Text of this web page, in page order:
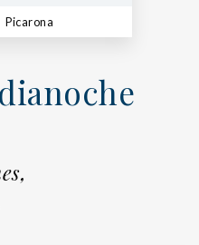
Picarona